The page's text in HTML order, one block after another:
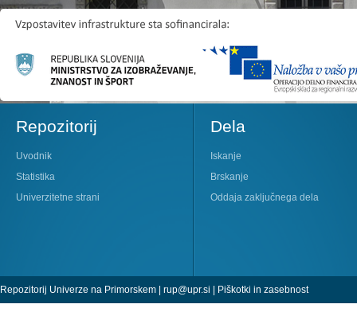
Repozitorij
Uvodnik
Statistika
Univerzitetne strani
Dela
Iskanje
Brskanje
Oddaja zaključnega dela
Repozitorij Univerze na Primorskem | rup@upr.si | Piškotki in zasebnost